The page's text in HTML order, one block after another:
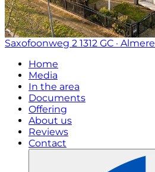
Saxofoonweg 2 1312 GC · Almere
Home
Media
In the area
Documents
Offering
About us
Reviews
Contact